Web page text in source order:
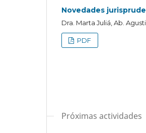
Novedades
Dra. Marta Juliá, Ab.
PDF
Próximas actividades